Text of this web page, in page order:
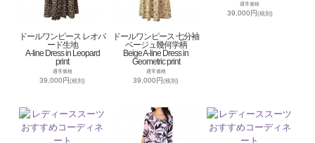
ドールワンピース レオパ
ード生地
A-line Dress in Leopard
print
通常価格
39,000円(税別)
ドールワンピース 七分袖
ベージュ幾何学柄
Beige A-line Dress in
Geometric print
通常価格
39,000円(税別)
通常価格
39,000円(税別)